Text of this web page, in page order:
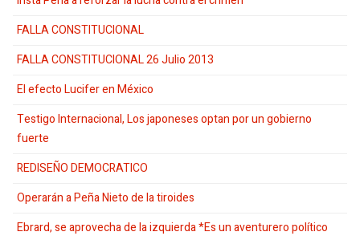
FALLA CONSTITUCIONAL
FALLA CONSTITUCIONAL 26 Julio 2013
El efecto Lucifer en México
Testigo Internacional, Los japoneses optan por un gobierno
fuerte
REDISEÑO DEMOCRATICO
Operarán a Peña Nieto de la tiroides
Ebrard, se aprovecha de la izquierda *Es un aventurero político